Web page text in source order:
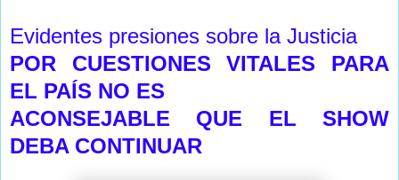
Evidentes presiones sobre la Justicia
POR CUESTIONES VITALES PARA
EL PAÍS NO ES
ACONSEJABLE QUE EL SHOW
DEBA CONTINUAR